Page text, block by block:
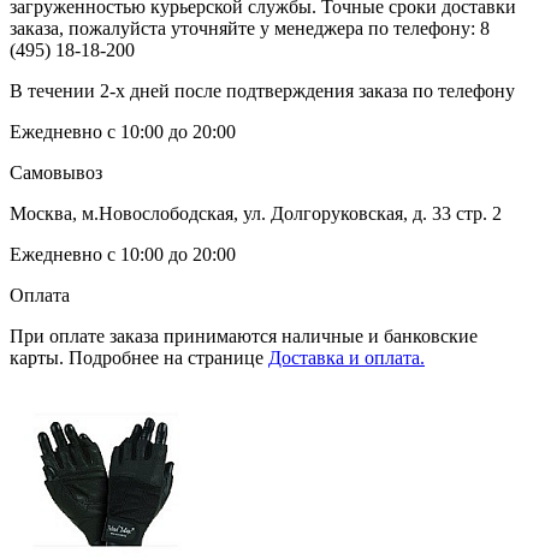
загруженностью курьерской службы. Точные сроки доставки
заказа, пожалуйста уточняйте у менеджера по телефону: 8
(495) 18-18-200
В течении 2-х дней после подтверждения заказа по телефону
Ежедневно с 10:00 до 20:00
Самовывоз
Москва, м.Новослободская, ул. Долгоруковская, д. 33 стр. 2
Ежедневно с 10:00 до 20:00
Оплата
При оплате заказа принимаются наличные и банковские
карты. Подробнее на странице Доставка и оплата.